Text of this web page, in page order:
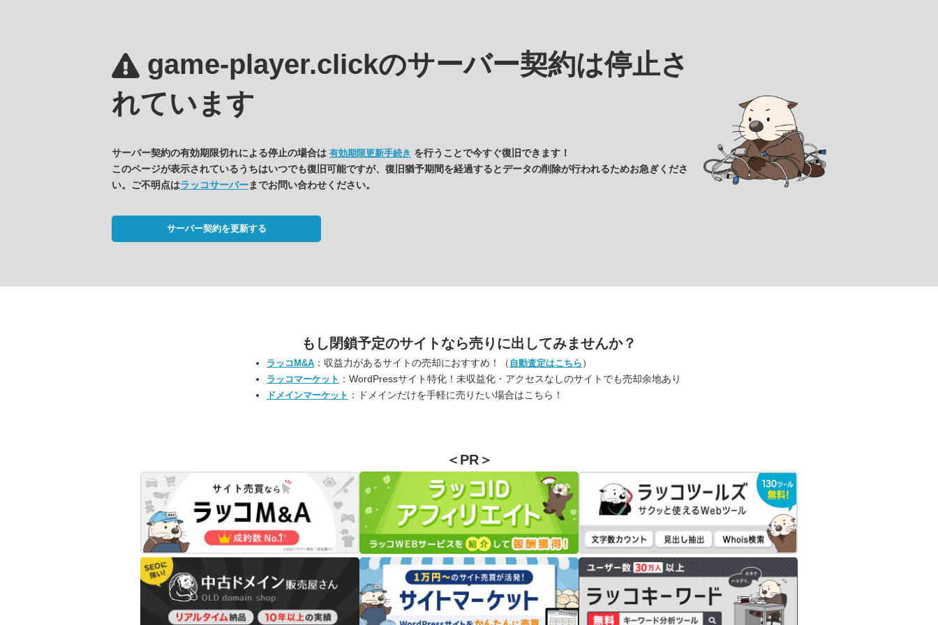
game-player.clickのサーバー契約は停止さ
れています
サーバー契約の有効期限切れによる停止の場合は 有効期限更新手続き を行うことで今すぐ復旧できます！
このページが表示されているうちはいつでも復旧可能ですが、復旧猶予期間を経過するとデータの削除が行われるためお急ぎくださ
い。ご不明点はラッコサーバーまでお問い合わせください。
サーバー契約を更新する
もし閉鎖予定のサイトなら売りに出してみませんか？
ラッコM&A ：収益力があるサイトの売却におすすめ！（ 自動査定はこちら ）
ラッコマーケット ：WordPressサイト特化！未収益化・アクセスなしのサイトでも売却余地あり
ドメインマーケット ：ドメインだけを手軽に売りたい場合はこちら！
＜PR＞